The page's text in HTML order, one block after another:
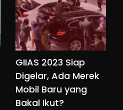
GIIAS 2023 Siap
Digelar, Ada Merek
Mobil Baru yang
Bakal Ikut?